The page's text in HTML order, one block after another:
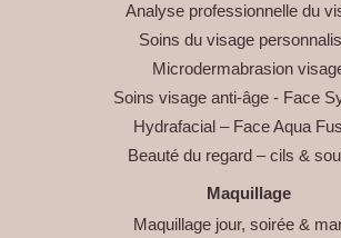
Analyse professionnelle du
Soins du visage
Microdermabrasion
Soins visage anti-âge - Face
Hydrafacial – Face Aqua
Beauté du regard – cils &
Maquillage
Maquillage jour, soirée &